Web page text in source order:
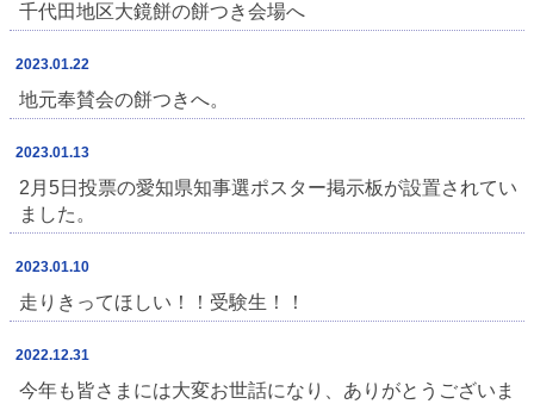
千代田地区大鏡餅の餅つき会場へ
2023.01.22
地元奉賛会の餅つきへ。
2023.01.13
2月5日投票の愛知県知事選ポスター掲示板が設置されてい
ました。
2023.01.10
走りきってほしい！！受験生！！⁡
2022.12.31
今年も皆さまには大変お世話になり、ありがとうございま